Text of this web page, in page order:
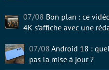
07/08 Bon plan : ce
4K s’affiche avec une
07/08 Android 18 :
pas la mise à jour ?